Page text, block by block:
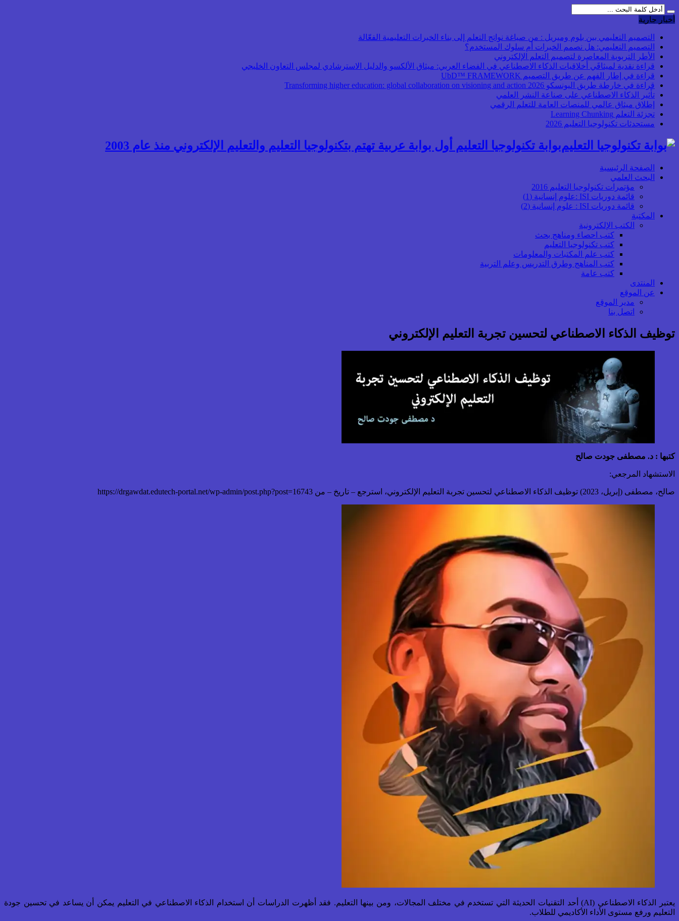
أخبار جارية
التصميم التعليمي بين بلوم وميريل : من صياغة نواتج التعلم إلى بناء الخبرات التعليمية الفعّالة
التصميم التعليمي: هل نصمم الخبرات أم سلوك المستخدم؟
الأطر التربوية المعاصرة لتصميم التعلم الإلكتروني
قراءة نقدية لميثاقَي أخلاقيات الذكاء الاصطناعي في الفضاء العربي: ميثاق الألكسو والدليل الاسترشادي لمجلس التعاون الخليجي
قراءة في إطار الفهم عن طريق التصميم UbD™ FRAMEWORK
قراءة في خارطة طريق اليونسكو 2026 Transforming higher education: global collaboration on visioning and action
تأثير الذكاء الاصطناعي على صناعة النشر العلمي
إطلاق ميثاق عالمي للمنصات العامة للتعلم الرقمي
تجزئة التعلم Learning Chunking
مستحدثات تكنولوجيا التعليم 2026
بوابة تكنولوجيا التعليم أول بوابة عربية تهتم بتكنولوجيا التعليم والتعليم الإلكتروني منذ عام 2003
الصفحة الرئيسية
البحث العلمي
مؤتمرات تكنولوجيا التعليم 2016
قائمة دوريات ISI :علوم إنسانية (1)
قائمة دوريات ISI : علوم إنسانية (2)
المكتبة
الكتب الإلكترونية
كتب احصاء ومناهج بحث
كتب تكنولوجيا التعليم
كتب علم المكتبات والمعلومات
كتب المناهج وطرق التدريس وعلم التربية
كتب عامة
المنتدى
عن الموقع
مدير الموقع
اتصل بنا
توظيف الذكاء الاصطناعي لتحسين تجربة التعليم الإلكتروني
كتبها : د. مصطفى جودت صالح
الاستشهاد المرجعي:
صالح، مصطفى (إبريل، 2023) توظيف الذكاء الاصطناعي لتحسين تجربة التعليم الإلكتروني، استرجع – تاريخ – من https://drgawdat.edutech-portal.net/wp-admin/post.php?post=16743
يعتبر الذكاء الاصطناعي (AI) أحد التقنيات الحديثة التي تستخدم في مختلف المجالات، ومن بينها التعليم. فقد أظهرت الدراسات أن استخدام الذكاء الاصطناعي في التعليم يمكن أن يساعد في تحسين جودة
التعليم ورفع مستوى الأداء الأكاديمي للطلاب.